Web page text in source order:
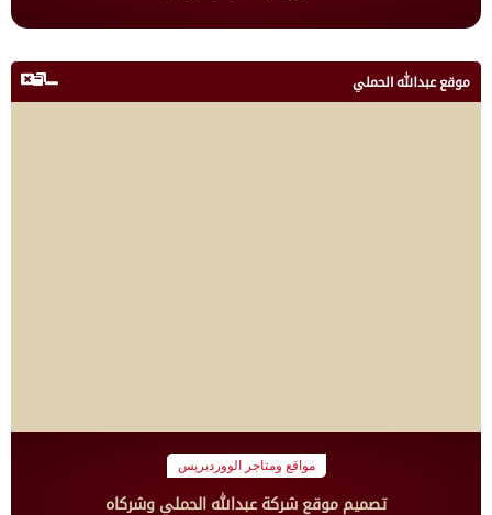
موقع عبدالله الحملي
مواقع ومتاجر الووردبريس
تصميم موقع شركة عبدالله الحملي وشركاه